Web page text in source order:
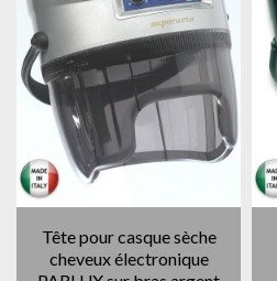
Tête pour casque sèche
cheveux électronique